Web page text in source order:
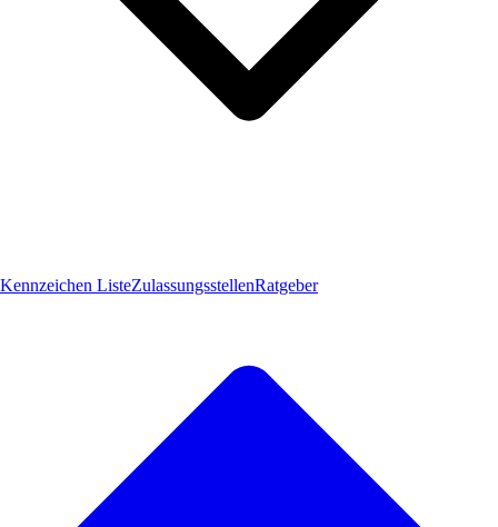
Kennzeichen ListeZulassungsstellenRatgeber